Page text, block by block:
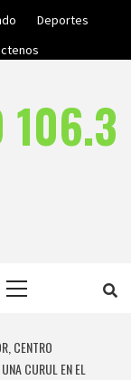
Deportes
106.3
CENTRO
CURUL EN EL